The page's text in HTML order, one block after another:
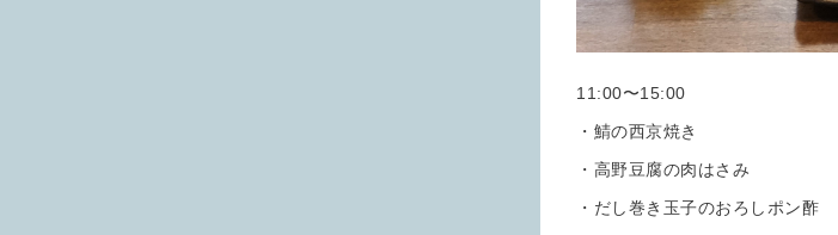
11:00〜15:00
・鯖の西京焼き
・高野豆腐の肉はさみ
・だし巻き玉子のおろしポン酢